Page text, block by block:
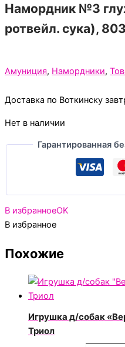
Намордник №3
ротвейл. сука), 803
Амуниция, Намордники,
Доставка по Воткинску
Нет в наличии
Гарантированная
В избранноеOK
В избранное
Похожие
Игрушка д/собак
Триол